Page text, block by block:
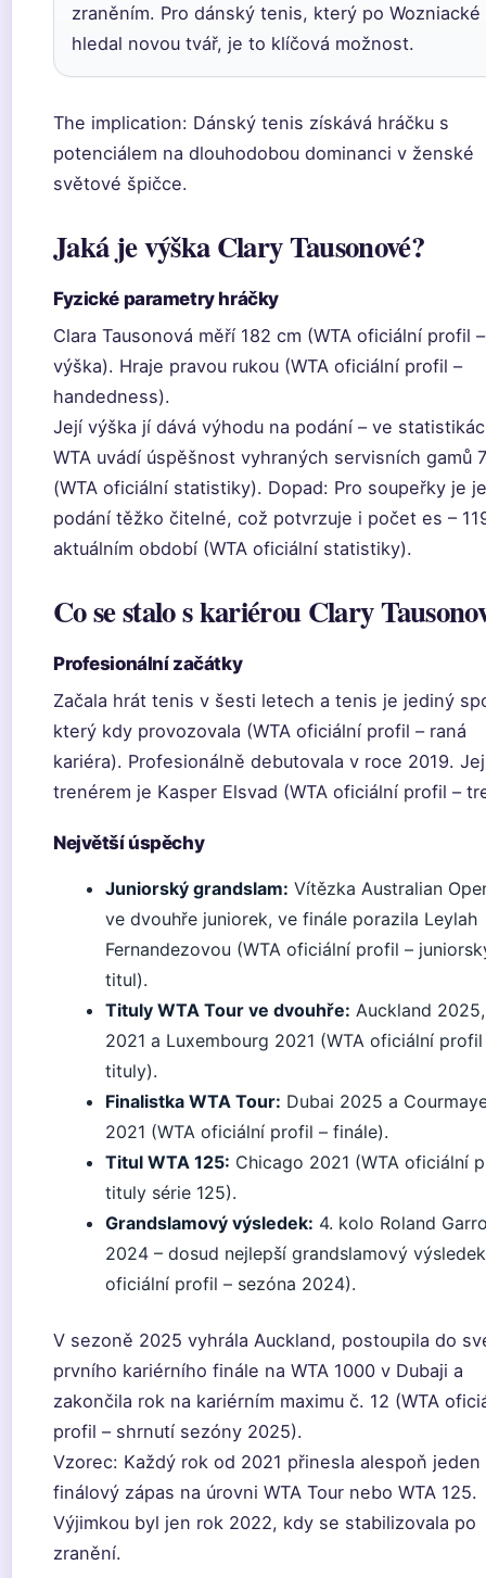
zraněním. Pro dánský tenis, který po Wozniacké
hledal novou tvář, je to klíčová možnost.
The implication: Dánský tenis získává hráčku s
potenciálem na dlouhodobou dominanci v ženské
světové špičce.
Jaká je výška Clary Tausonové?
Fyzické parametry hráčky
Clara Tausonová měří 182 cm (WTA oficiální profil –
výška). Hraje pravou rukou (WTA oficiální profil –
handedness).
Její výška jí dává výhodu na podání – ve
WTA uvádí úspěšnost vyhraných servisních gamů
(WTA oficiální statistiky). Dopad: Pro soupeřky je
podání těžko čitelné, což potvrzuje i počet es –
aktuálním období (WTA oficiální statistiky).
Co se stalo s kariérou Clary
Profesionální začátky
Začala hrát tenis v šesti letech a tenis je jediný
který kdy provozovala (WTA oficiální profil – raná
kariéra). Profesionálně debutovala v roce 2019.
trenérem je Kasper Elsvad (WTA oficiální profil –
Největší úspěchy
Juniorský grandslam: Vítězka Australian
ve dvouhře juniorek, ve finále porazila Leylah
Fernandezovou (WTA oficiální profil –
titul).
Tituly WTA Tour ve dvouhře: Auckland
2021 a Luxembourg 2021 (WTA oficiální profil
tituly).
Finalistka WTA Tour: Dubai 2025 a
2021 (WTA oficiální profil – finále).
Titul WTA 125: Chicago 2021 (WTA oficiální
tituly série 125).
Grandslamový výsledek: 4. kolo Roland
2024 – dosud nejlepší grandslamový
oficiální profil – sezóna 2024).
V sezoně 2025 vyhrála Auckland, postoupila do
prvního kariérního finále na WTA 1000 v Dubaji a
zakončila rok na kariérním maximu č. 12 (WTA
profil – shrnutí sezóny 2025).
Vzorec: Každý rok od 2021 přinesla alespoň jeden
finálový zápas na úrovni WTA Tour nebo WTA 125.
Výjimkou byl jen rok 2022, kdy se stabilizovala po
zranění.